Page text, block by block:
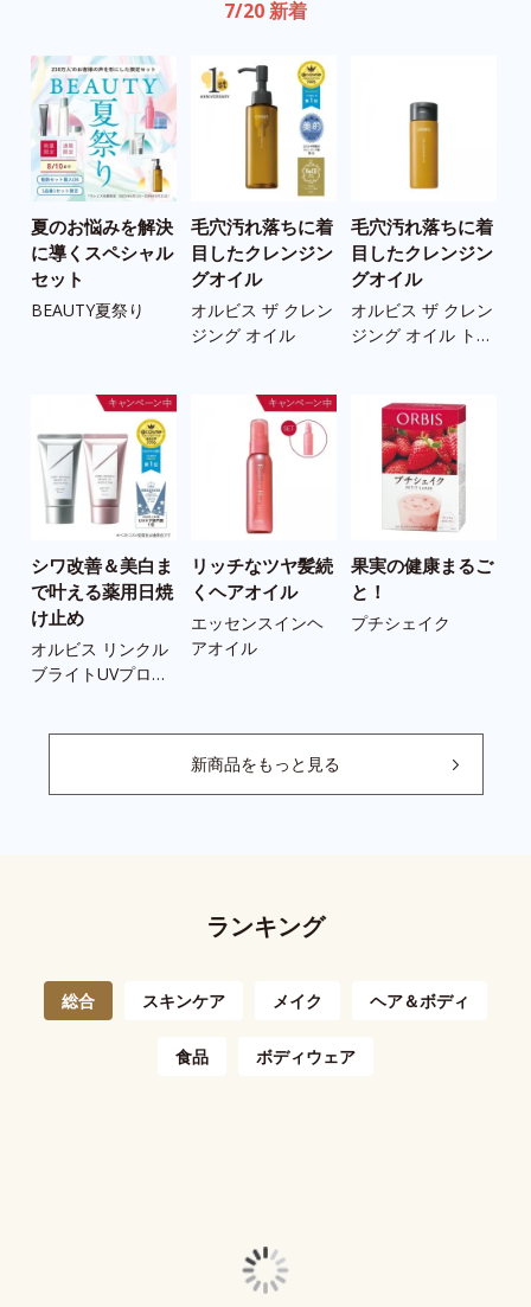
7/20 新着
夏のお悩みを解決
に導くスペシャル
セット
BEAUTY夏祭り
シワ改善＆美白ま
で叶える薬用日焼
け止め
オルビス リンクル
ブライトUVプロテ
毛穴汚れ落ちに着
目したクレンジン
グオイル
オルビス ザ クレン
ジング オイル
リッチなツヤ髪続
くヘアオイル
エッセンスインヘ
アオイル
毛穴汚れ落ちに着
目したクレンジン
グオイル
オルビス ザ クレン
ジング オイル トラ
果実の健康まるご
と！
プチシェイク
新商品をもっと見る
ランキング
総合 スキンケア メイク ヘア＆ボディ
食品 ボディウェア